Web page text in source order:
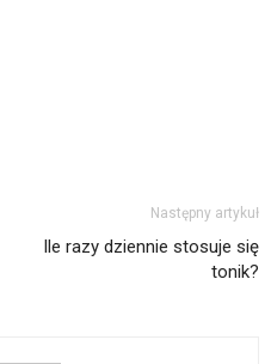
Następny artykuł
Ile razy dziennie stosuje się
tonik?